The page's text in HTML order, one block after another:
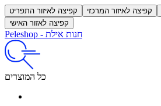
קפיצה לאיזור התפריט קפיצה לאיזור המרכזי
קפיצה לאזור האישי
Peleshop - חנות אילת
כל המוצרים